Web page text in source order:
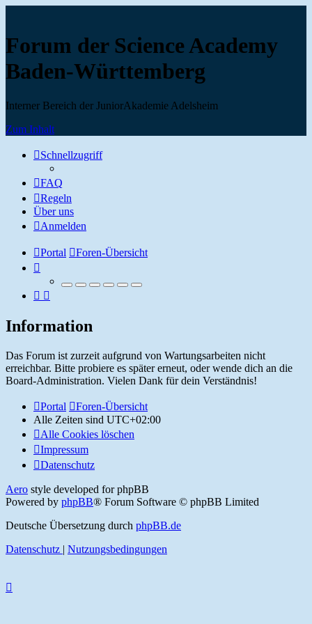
Forum der Science Academy
Baden-Württemberg
Interner Bereich der JuniorAkademie Adelsheim
Zum Inhalt
Schnellzugriff
FAQ
Regeln
Über uns
Anmelden
Portal Foren-Übersicht
Information
Das Forum ist zurzeit aufgrund von Wartungsarbeiten nicht
erreichbar. Bitte probiere es später erneut, oder wende dich an die
Board-Administration. Vielen Dank für dein Verständnis!
Portal
Foren-Übersicht
Alle Zeiten sind UTC+02:00
Alle Cookies löschen
Impressum
Datenschutz
Aero style developed for phpBB
Powered by phpBB® Forum Software © phpBB Limited
Deutsche Übersetzung durch phpBB.de
Datenschutz | Nutzungsbedingungen